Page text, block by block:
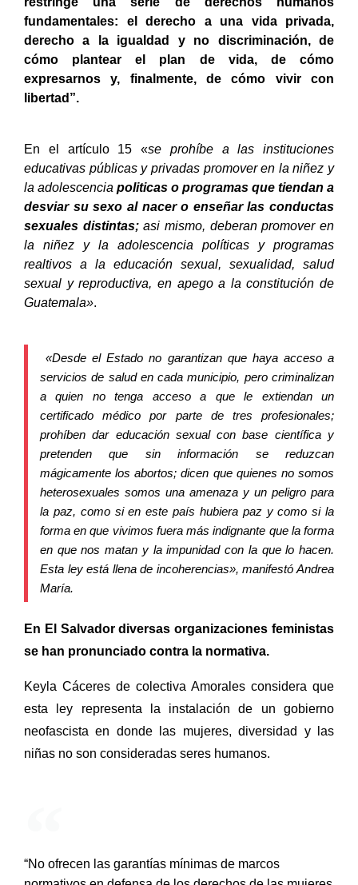
fundamentales: el derecho a una vida privada,
derecho a la igualdad y no discriminación, de
cómo plantear el plan de vida, de cómo
expresarnos y, finalmente, de cómo vivir con
libertad”.
En el artículo 15 «se prohíbe a las instituciones
educativas públicas y privadas promover en la niñez y
la adolescencia politicas o programas que tiendan a
desviar su sexo al nacer o enseñar las conductas
sexuales distintas;asi mismo, deberan promover en
la niñez y la adolescencia políticas y programas
realtivos a la educación sexual, sexualidad, salud
sexual y reproductiva, en apego a la constitución de
Guatemala».
«Desde el Estado no garantizan que haya acceso a
servicios de salud en cada municipio, pero criminalizan
a quien no tenga acceso a que le extiendan un
certificado médico por parte de tres profesionales;
prohíben dar educación sexual con base científica y
pretenden que sin información se reduzcan
mágicamente los abortos; dicen que quienes no somos
heterosexuales somos una amenaza y un peligro para
la paz, como si en este país hubiera paz y como si la
forma en que vivimos fuera más indignante que la forma
en que nos matan y la impunidad con la que lo hacen.
Esta ley está llena de incoherencias», manifestó Andrea
María.
En El Salvador diversas organizaciones feministas
se han pronunciado contra la normativa.
Keyla Cáceres de colectiva Amorales considera que
esta ley representa la instalación de un gobierno
neofascista en donde las mujeres, diversidad y las
niñas no son consideradas seres humanos.
“No ofrecen las garantías mínimas de marcos